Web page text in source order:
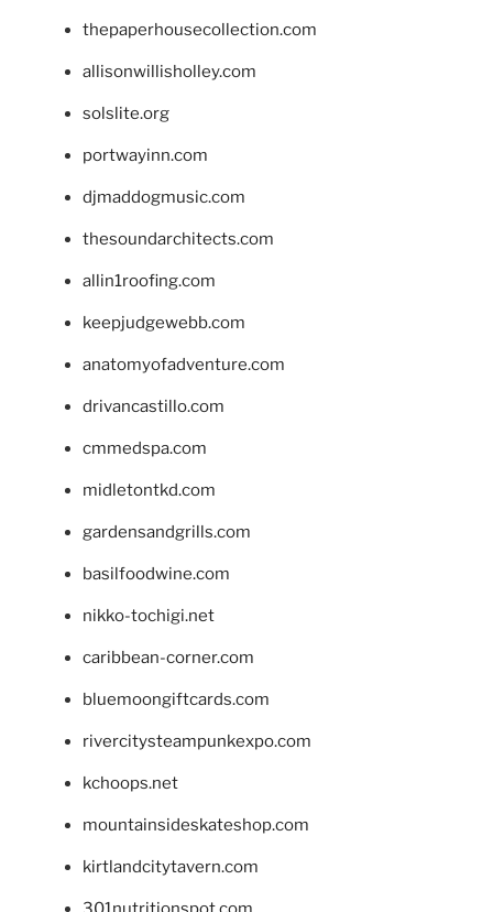
thepaperhousecollection.com
allisonwillisholley.com
solslite.org
portwayinn.com
djmaddogmusic.com
thesoundarchitects.com
allin1roofing.com
keepjudgewebb.com
anatomyofadventure.com
drivancastillo.com
cmmedspa.com
midletontkd.com
gardensandgrills.com
basilfoodwine.com
nikko-tochigi.net
caribbean-corner.com
bluemoongiftcards.com
rivercitysteampunkexpo.com
kchoops.net
mountainsideskateshop.com
kirtlandcitytavern.com